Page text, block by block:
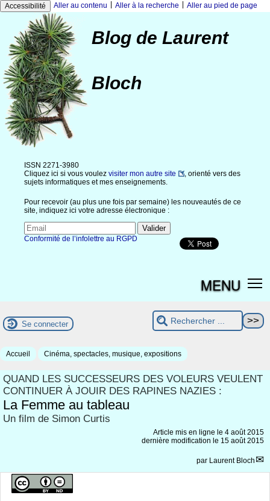
Accessibilité Aller au contenu Aller à la recherche Aller au pied de page
Blog de Laurent
Bloch
ISSN 2271-3980
Cliquez ici si vous voulez visiter mon autre site
, orienté vers des
sujets informatiques et mes enseignements.
Pour recevoir (au plus une fois par semaine) les nouveautés de ce
site, indiquez ici votre adresse électronique :
Conformité de l’infolettre au RGPD
MENU
Se connecter
Accueil Cinéma, spectacles, musique, expositions
QUAND LES SUCCESSEURS DES VOLEURS VEULENT
CONTINUER À JOUIR DES RAPINES NAZIES :
La Femme au tableau
Un film de Simon Curtis
Article mis en ligne le 4 août 2015
dernière modification le 15 août 2015
par Laurent Bloch